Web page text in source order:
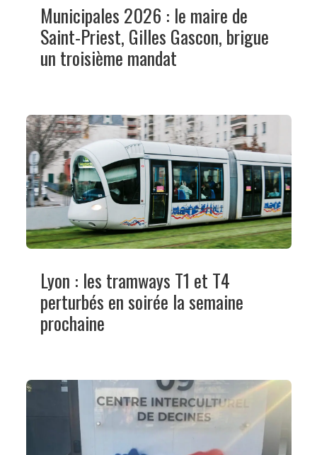
Municipales 2026 : le maire de
Saint-Priest, Gilles Gascon, brigue
un troisième mandat
Lyon : les tramways T1 et T4
perturbés en soirée la semaine
prochaine